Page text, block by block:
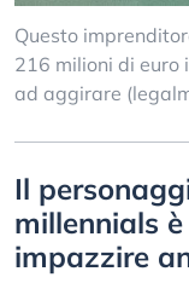
Questo
216 milioni di euro
ad aggirare
Il
millennials
impazzire